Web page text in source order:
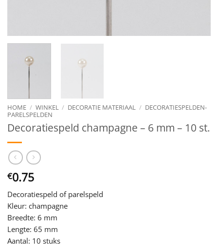
HOME / WINKEL / DECORATIE MATERIAAL / DECORATIESPELDEN-
PARELSPELDEN
Decoratiespeld champagne – 6 mm – 10 st.
€0.75
Decoratiespeld of parelspeld
Kleur: champagne
Breedte: 6 mm
Lengte: 65 mm
Aantal: 10 stuks